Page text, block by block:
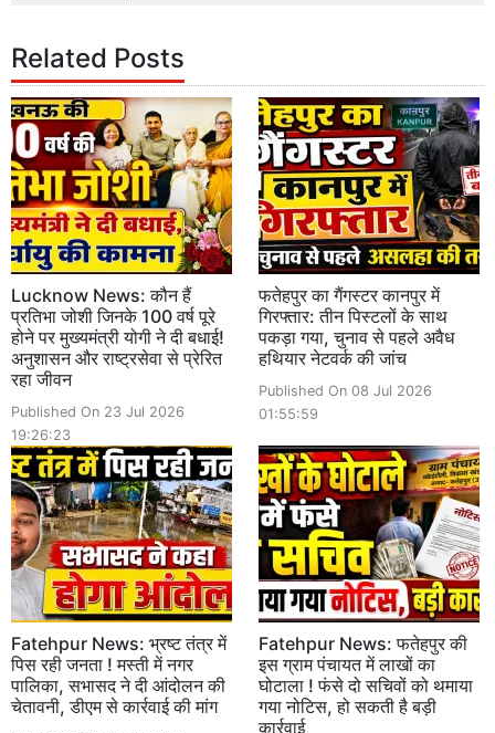
Related Posts
Lucknow News: कौन हैं
प्रतिभा जोशी जिनके 100 वर्ष पूरे
होने पर मुख्यमंत्री योगी ने दी बधाई!
अनुशासन और राष्ट्रसेवा से प्रेरित
रहा जीवन
Published On 23 Jul 2026
19:26:23
फतेहपुर का गैंगस्टर कानपुर में
गिरफ्तार: तीन पिस्टलों के साथ
पकड़ा गया, चुनाव से पहले अवैध
हथियार नेटवर्क की जांच
Published On 08 Jul 2026
01:55:59
Fatehpur News: भ्रष्ट तंत्र में
पिस रही जनता ! मस्ती में नगर
पालिका, सभासद ने दी आंदोलन की
चेतावनी, डीएम से कार्रवाई की मांग
Fatehpur News: फतेहपुर की
इस ग्राम पंचायत में लाखों का
घोटाला ! फंसे दो सचिवों को थमाया
गया नोटिस, हो सकती है बड़ी
कार्रवाई